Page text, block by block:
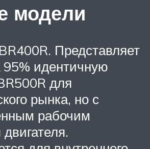
модели
Представляет
95% идентичную
для
рынка, но с
рабочим